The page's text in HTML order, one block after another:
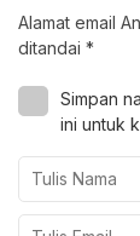
Alamat email
ditandai *
Simpan
ini untuk